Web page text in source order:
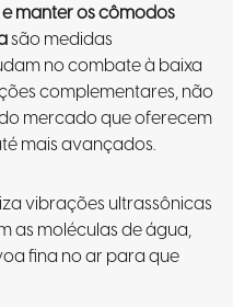
manter os cômodos
são medidas
no combate à baixa
complementares, não
mercado que oferecem
mais avançados.
vibrações ultrassônicas
as moléculas de água,
fina no ar para que